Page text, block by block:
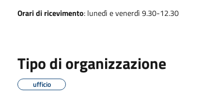
Orari di ricevimento: lunedì e venerdì 9.30-12.30
Tipo di organizzazione
ufficio